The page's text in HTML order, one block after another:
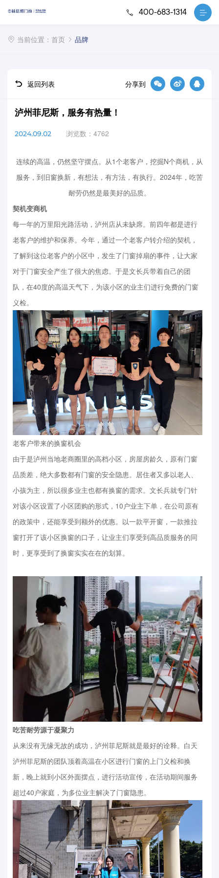
400-683-1314
当前位置： 首页 品牌
返回列表 分享到
泸州菲尼斯，服务有热量！
2024.09.02 浏览数：4762
连续的高温，仍然坚守摆点。从1个老客户，挖掘N个商机，从
服务，到旧窗换新，有想法，有方法，有执行。2024年，吃苦
耐劳仍然是最美好的品质。
契机变商机
每一年的万里阳光路活动，泸州店从未缺席。前四年都是进行
老客户的维护和保养。今年，通过一个老客户转介绍的契机，
了解到这位老客户的小区中，发生了门窗掉扇的事件，让大家
对于门窗安全产生了很大的焦虑。于是文长兵带着自己的团
队，在40度的高温天气下，为该小区的业主们进行免费的门窗
义检。
老客户带来的换窗机会
由于是泸州当地老商圈里的高档小区，房屋房龄久，原有门窗
品质差，绝大多数都有门窗的安全隐患。居住者又多以老人、
小孩为主，所以很多业主也都有换窗的需求。文长兵就专门针
对该小区设置了小区团购的形式，10户业主下单，在公司原有
的政策中，还能享受到额外的优惠。以一款平开窗，一款推拉
窗打开了该小区换窗的口子，让业主们享受到高品质服务的同
时，更享受到了换窗实实在在的划算。
吃苦耐劳源于凝聚力
从来没有无缘无故的成功，泸州菲尼斯就是最好的诠释。白天
泸州菲尼斯的团队顶着高温在小区进行门窗的上门义检和换
新，晚上就到小区外面摆点，进行活动宣传，在活动期间服务
超过40户家庭，为多位业主解决了门窗隐患。